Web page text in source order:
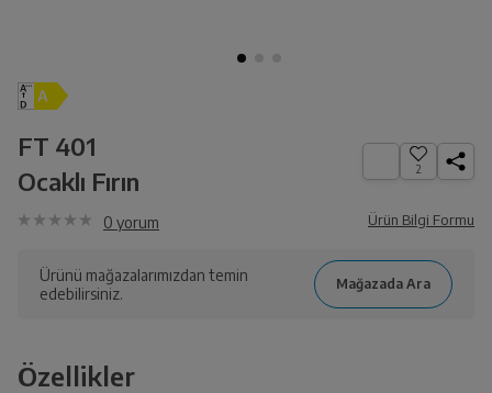
FT 401
Ocaklı Fırın
2
0 yorum Ürün Bilgi Formu
Ürünü mağazalarımızdan temin
edebilirsiniz.
Özellikler